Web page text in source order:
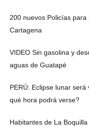
200 nuevos Policías
Cartagena
VIDEO Sin gasolina y
aguas de Guatapé
PERÚ: Eclipse lunar
qué hora podrá verse?
Habitantes de La